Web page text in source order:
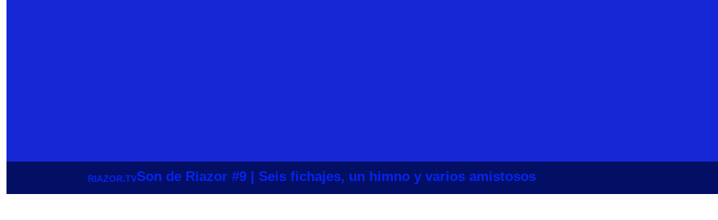
RIAZOR.TVSon de Riazor #9 | Seis fichajes, un himno y varios amistosos